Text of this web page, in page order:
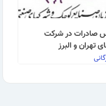
صادرات در شرکت
و البرز